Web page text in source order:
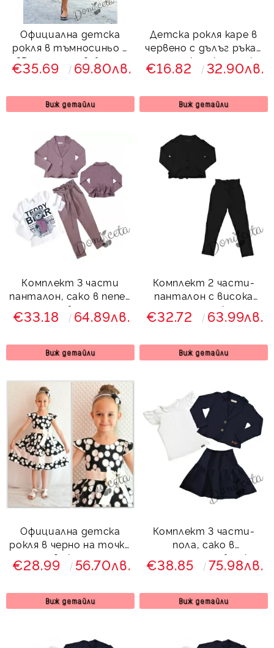
Официална детска
рокля в тъмносиньо с
3D пеперуди в бяло с
болеро в бяло
€35.69 69.80лв.
Виж детайли
Детска рокля каре в
червено с дълъг ръкав
с панделка и къдрички
€16.82 32.90лв.
Виж детайли
Комплект 3 части
панталон, сако в пепел
от рози и блуза с мече
€33.18 64.89лв.
Виж детайли
Комплект 2 части-
панталон с висока
талия и сако с
харбали и панделка в
€32.72 63.99лв.
Виж детайли
Официална детска
рокля в черно на точки
в екрю
€28.99 56.70лв.
Виж детайли
Комплект 3 части-
пола, сако в
тъмносиньо и блузка с
къс ръкав в бяло Гери
€38.85 75.98лв.
Виж детайли